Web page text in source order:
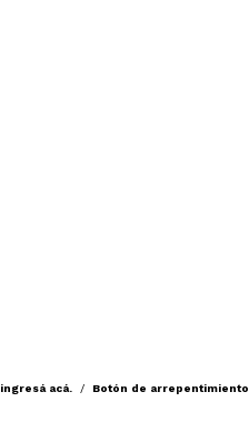
ingresá acá. / Botón de arrepentimiento